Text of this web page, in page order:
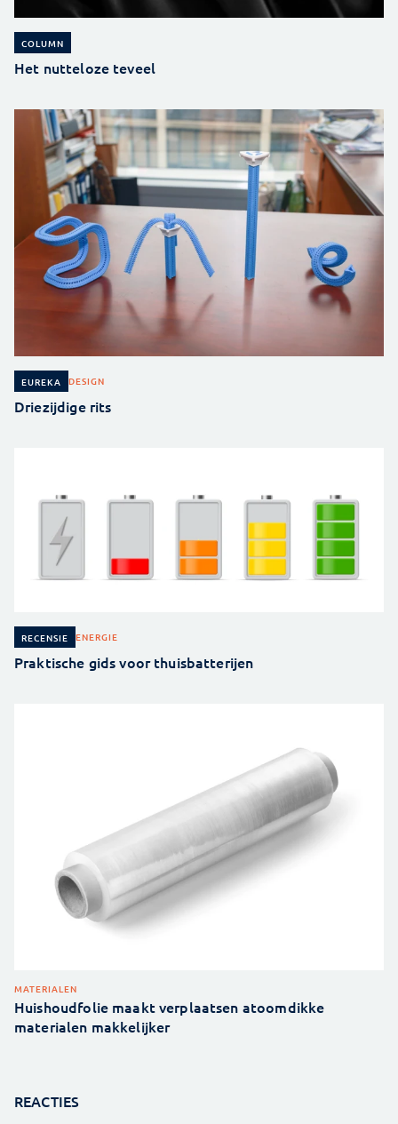
COLUMN
Het nutteloze teveel
EUREKA DESIGN
Driezijdige rits
RECENSIE ENERGIE
Praktische gids voor thuisbatterijen
MATERIALEN
Huishoudfolie maakt verplaatsen atoomdikke
materialen makkelijker
REACTIES